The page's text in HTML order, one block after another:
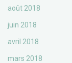
août 2018
juin 2018
avril 2018
mars 2018